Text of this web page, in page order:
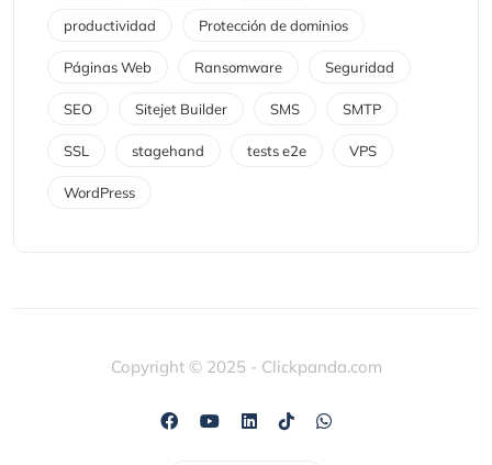
productividad Protección de dominios
Páginas Web Ransomware Seguridad
SEO Sitejet Builder SMS SMTP
SSL stagehand tests e2e VPS
WordPress
Copyright © 2025 - Clickpanda.com